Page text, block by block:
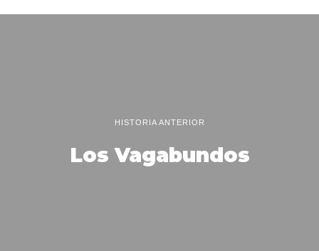
HISTORIA ANTERIOR
Los Vagabundos